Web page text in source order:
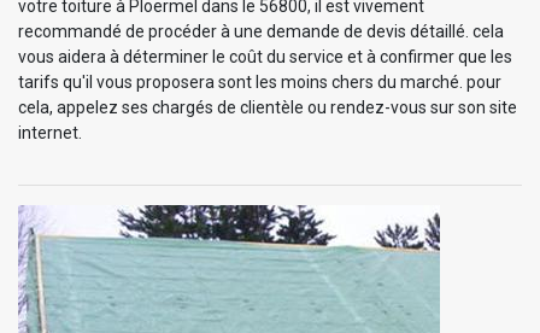
votre toiture à Ploermel dans le 56800, il est vivement
recommandé de procéder à une demande de devis détaillé. cela
vous aidera à déterminer le coût du service et à confirmer que les
tarifs qu'il vous proposera sont les moins chers du marché. pour
cela, appelez ses chargés de clientèle ou rendez-vous sur son site
internet.